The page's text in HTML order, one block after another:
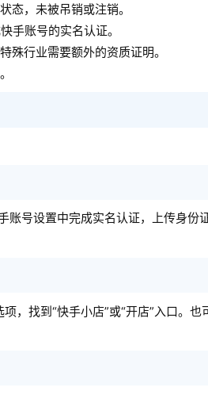
态，未被吊销或注销。
手账号的实名认证。
殊行业需要额外的资质证明。
号设置中完成实名认证，上传身份
，找到“快手小店”或“开店”入口。